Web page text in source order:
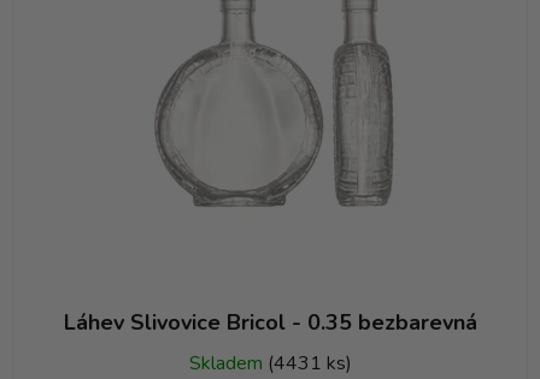
Láhev Slivovice Bricol - 0.35 bezbarevná
Skladem (4431 ks)